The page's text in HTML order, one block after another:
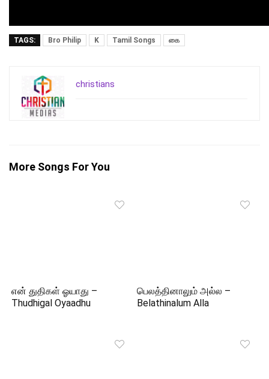
TAGS: Bro Philip K Tamil Songs கை
christians
More Songs For You
என் துதிகள் ஓயாது –
Thudhigal Oyaadhu
பெலத்தினாலும் அல்ல –
Belathinalum Alla